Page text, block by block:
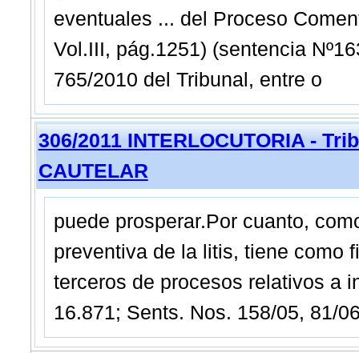
eventuales ... del Proceso
Vol.III, pág.1251) (sentencia
765/2010 del Tribunal, entre o
306/2011 INTERLOCUTORIA -
CAUTELAR
puede prosperar.Por cuanto,
preventiva de la litis, tiene como
terceros de procesos relativos a
16.871; Sents. Nos. 158/05, 81/